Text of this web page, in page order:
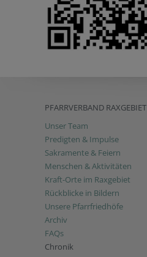
PFARRVERBAND RAXGEBIET
Unser Team
Predigten & Impulse
Sakramente & Feiern
Menschen & Aktivitäten
Kraft-Orte im Raxgebiet
Rückblicke in Bildern
Unsere Pfarrfriedhöfe
Archiv
FAQs
Chronik